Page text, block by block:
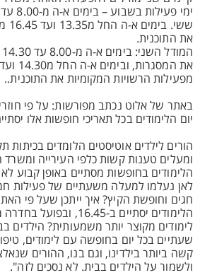
את התוכנית.
מפעילות הרשויות המקומיות את התוכנית..
באתר של אלוט נכתב מפורשות: על פי
יום הלימודים בכל תאריכי חופשות אלו יסתיים
הורים לילדים אוטיסטים הלומדים בכיתות
ומעלים טענות קשות כלפי העירייה ומשרד
לאן נעלמו למעלה משעתיים של פעילות
חגים וחופשת הקיץ? איך ייתכן שעל פי
הלימודים יסתיים ב-16.45,
לימודים מקוצר יותר משמעותית? הילדים
שעתיים בכל יום בחופשה עם לימודים,
קשה ביותר בילדינו, וגם בנו, ההורים
ולשמור על הילדים בבית. לא נסכים לזה".